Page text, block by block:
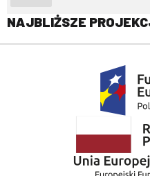
NAJBLIŻSZE